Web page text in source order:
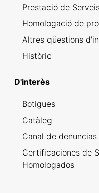
Prestació de
Homologació de
Altres qüestions
Històric
D'interès
Botigues
Catàleg
Canal de denuncias
Certificaciones de
Homologados